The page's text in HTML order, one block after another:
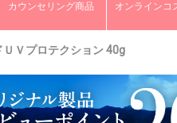
カウンセリング商品 オンラインコ
ＵＶプロテクション 40g